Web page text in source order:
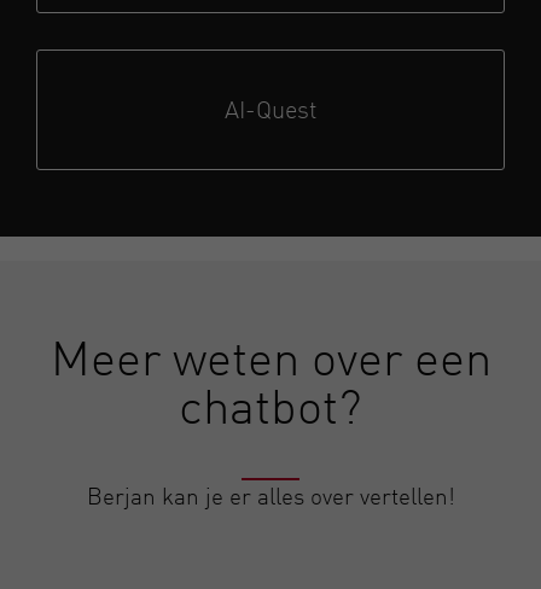
AI-Quest
Meer weten over een
chatbot?
Berjan kan je er alles over vertellen!